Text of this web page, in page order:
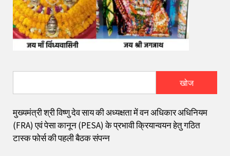
खोज
मुख्यमंत्री श्री विष्णु देव साय की अध्यक्षता में वन अधिकार अधिनियम
(FRA) एवं पेसा कानून (PESA) के प्रभावी क्रियान्वयन हेतु गठित
टास्क फोर्स की पहली बैठक संपन्न